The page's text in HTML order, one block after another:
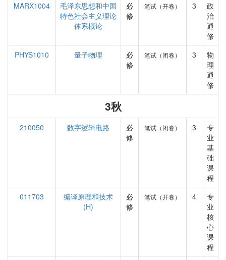
MARX1004
毛泽东思想和中国
特色社会主义理论
体系概论
必
修
笔试（开卷） 3
政
治
通
修
PHYS1010
量子物理
必
修
笔试（闭卷） 3
物
理
通
修
3秋
210050 数字逻辑电路
必
修
笔试（闭卷） 3
专
业
基
础
课
程
011703
编译原理和技术
(H)
必
修
笔试（开卷） 4
专
业
核
心
课
程